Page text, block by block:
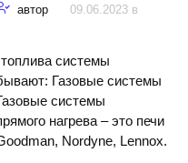
автор
09.06.2023 в
системы
Газовые системы
системы
нагрева – это печи
Nordyne, Lennox.